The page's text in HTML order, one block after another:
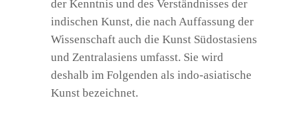
der Kenntnis und des Verständnisses der
indischen Kunst, die nach Auffassung der
Wissenschaft auch die Kunst Südostasiens
und Zentralasiens umfasst. Sie wird
deshalb im Folgenden als indo-asiatische
Kunst bezeichnet.